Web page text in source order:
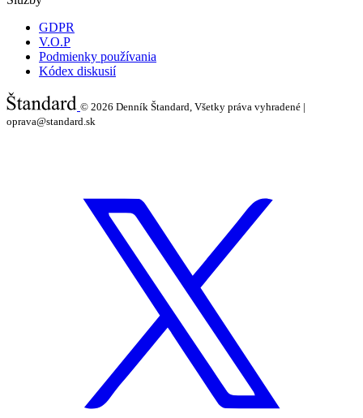
GDPR
V.O.P
Podmienky používania
Kódex diskusií
© 2026 Denník Štandard, Všetky práva vyhradené |
oprava@standard.sk